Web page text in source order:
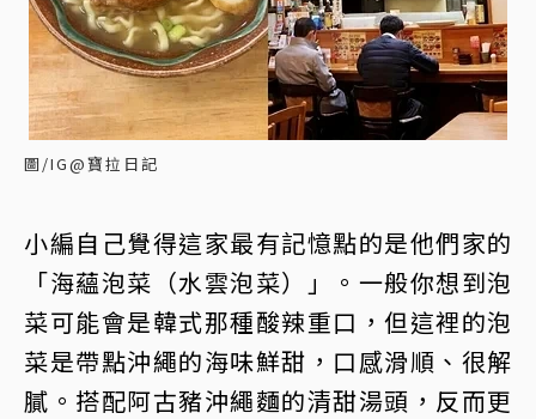
圖/IG@寶拉日記
小編自己覺得這家最有記憶點的是他們家的
「海蘊泡菜（水雲泡菜）」。一般你想到泡
菜可能會是韓式那種酸辣重口，但這裡的泡
菜是帶點沖繩的海味鮮甜，口感滑順、很解
膩。搭配阿古豬沖繩麵的清甜湯頭，反而更